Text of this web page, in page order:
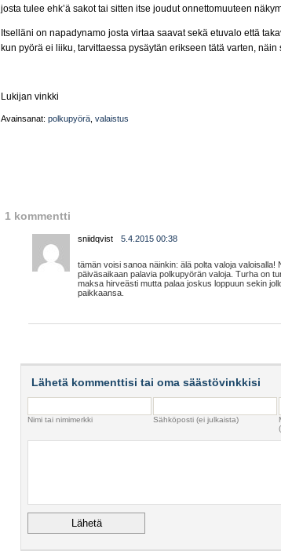
josta tulee ehk’ä sakot tai sitten itse joudut onnettomuuteen
Itselläni on napadynamo josta virtaa saavat sekä etuvalo että
kun pyörä ei liiku, tarvittaessa pysäytän erikseen tätä varten,
Lukijan vinkki
Avainsanat: polkupyörä valaistus
1 kommentti
sniidqvist 5.4.2015 00:38
tämän voisi sanoa näinkin: älä polta valoja valoisalla!
päiväsaikaan palavia polkupyörän valoja. Turha on
maksa hirveästi mutta palaa joskus loppuun sekin
paikkaansa.
Lähetä kommenttisi tai oma säästövinkkisi
Nimi tai nimimerkki Sähköposti (ei julkaista)